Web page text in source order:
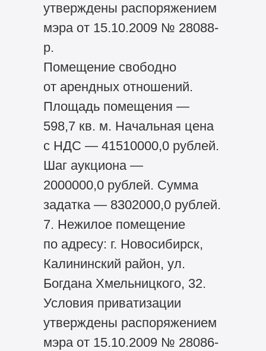
утверждены распоряжением
мэра от 15.10.2009 № 28088-
р.
Помещение свободно
от арендных отношений.
Площадь помещения —
598,7 кв. м. Начальная цена
с НДС — 41510000,0 рублей.
Шаг аукциона —
2000000,0 рублей. Сумма
задатка — 8302000,0 рублей.
7. Нежилое помещение
по адресу: г. Новосибирск,
Калининский район, ул.
Богдана Хмельницкого, 32.
Условия приватизации
утверждены распоряжением
мэра от 15.10.2009 № 28086-